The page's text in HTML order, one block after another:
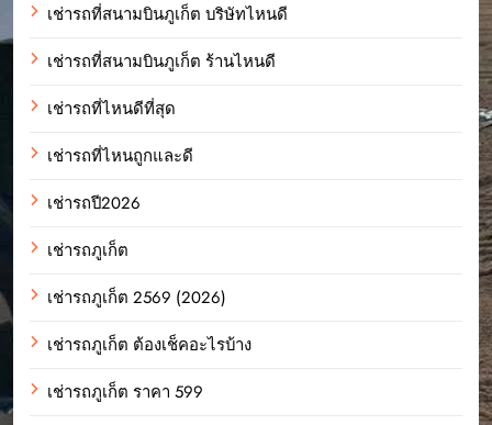
เช่ารถที่สนามบินภูเก็ต บริษัทไหนดี
เช่ารถที่สนามบินภูเก็ต ร้านไหนดี
เช่ารถที่ไหนดีที่สุด
เช่ารถที่ไหนถูกและดี
เช่ารถปี2026
เช่ารถภูเก็ต
เช่ารถภูเก็ต 2569 (2026)
เช่ารถภูเก็ต ต้องเช็คอะไรบ้าง
เช่ารถภูเก็ต ราคา 599